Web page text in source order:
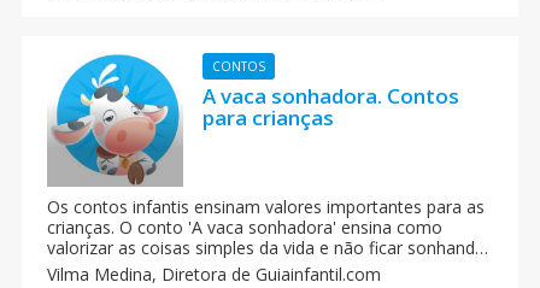
CONTOS
A vaca sonhadora. Contos
para crianças
Os contos infantis ensinam valores importantes para as
crianças. O conto 'A vaca sonhadora' ensina como
valorizar as coisas simples da vida e não ficar sonhando
com coisas muito grandes.
Vilma Medina, Diretora de Guiainfantil.com